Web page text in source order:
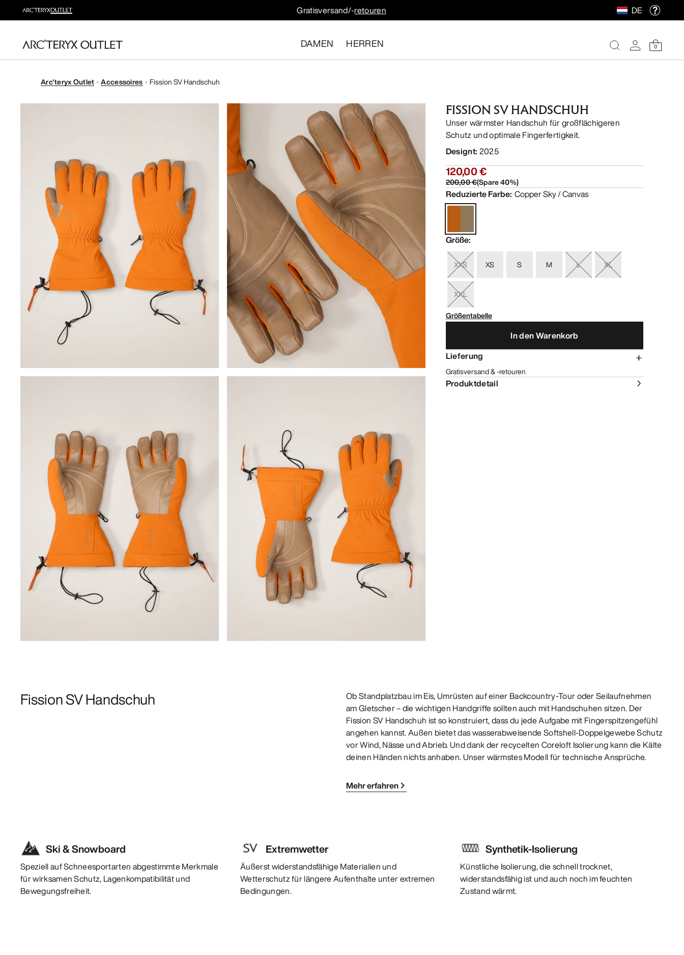
Gratisversand/-retouren DE
DAMEN HERREN 0
Arc'teryx Outlet Accessoires Fission SV Handschuh
FISSION SV HANDSCHUH
Unser wärmster Handschuh für großflächigeren
Schutz und optimale Fingerfertigkeit.
Designt: 2025
120,00 €
200,00 €(Spare40%)
Reduzierte Farbe: Copper Sky / Canvas
Größe:
XXS XS S M L XL
XXL
Größentabelle
In den Warenkorb
Lieferung
Gratisversand & -retouren
Produktdetail
Fission SV Handschuh
Ob Standplatzbau im Eis, Umrüsten auf einer Backcountry-Tour oder Seilaufnehmen
am Gletscher – die wichtigen Handgriffe sollten auch mit Handschuhen sitzen. Der
Fission SV Handschuh ist so konstruiert, dass du jede Aufgabe mit Fingerspitzengefühl
angehen kannst. Außen bietet das wasserabweisende Softshell-Doppelgewebe Schutz
vor Wind, Nässe und Abrieb. Und dank der recycelten Coreloft Isolierung kann die Kälte
deinen Händen nichts anhaben. Unser wärmstes Modell für technische Ansprüche.
Mehr erfahren
Ski & Snowboard
Speziell auf Schneesportarten abgestimmte Merkmale
für wirksamen Schutz, Lagenkompatibilität und
Bewegungsfreiheit.
Extremwetter
Äußerst widerstandsfähige Materialien und
Wetterschutz für längere Aufenthalte unter extremen
Bedingungen.
Synthetik-Isolierung
Künstliche Isolierung, die schnell trocknet,
widerstandsfähig ist und auch noch im feuchten
Zustand wärmt.